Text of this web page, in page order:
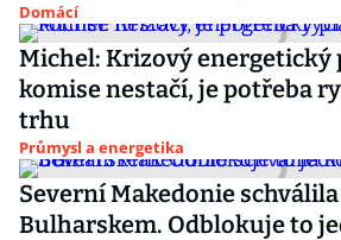
Domácí
Michel: Krizový energetický
komise nestačí, je potřeba
trhu
Průmysl a energetika
Severní Makedonie
Bulharskem. Odblokuje to